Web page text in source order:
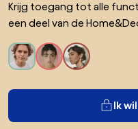
Krijg toegang tot alle
een deel van de
Ik